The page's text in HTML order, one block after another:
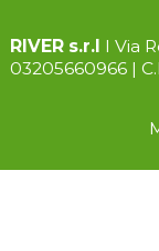
RIVER s.r.l I Via
03205660966 |